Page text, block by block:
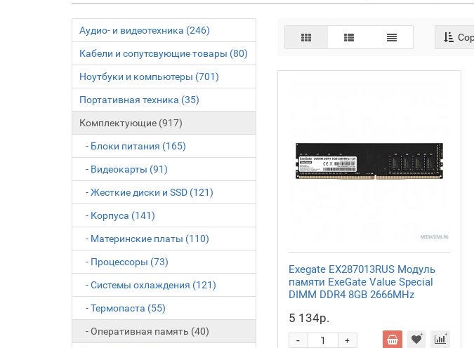
Аудио- и видеотехника (246)
Кабели и сопутсвующие товары (80)
Ноутбуки и компьютеры (701)
Портативная техника (35)
Комплектующие (917)
- Блоки питания (165)
- Видеокарты (91)
- Жесткие диски и SSD (121)
- Корпуса (141)
- Материнские платы (110)
- Процессоры (73)
- Системы охлаждения (121)
- Термопаста (55)
- Оперативная память (40)
Exegate EX287013RUS Модуль
памяти ExeGate Value Special
DIMM DDR4 8GB 2666MHz
5 134р.
+
-